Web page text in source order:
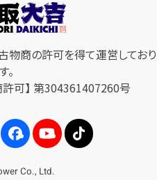
物商の許可を得て運営しており
。
可】 第304361407260号
Co., Ltd.